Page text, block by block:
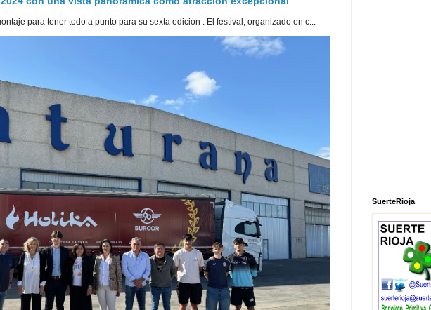
para tener todo a punto para su sexta edición . El festival, organizado en c...
SuerteRioja